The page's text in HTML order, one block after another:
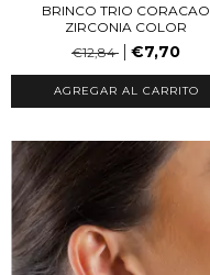
BRINCO TRIO CORACAO
ZIRCONIA COLOR
€12,84
€7,70